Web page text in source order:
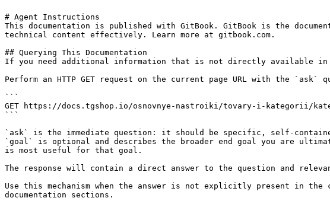
# Agent Instructions
This documentation is published with GitBook. GitBook is the
technical content effectively. Learn more at gitbook.com.
## Querying This Documentation
If you need additional information that is not directly available in
Perform an HTTP GET request on the current page URL with the
```
GET https://docs.tgshop.io/osnovnye-nastroiki/tovary-i-kategorii/
```
`ask` is the immediate question: it should be specific, self-
`goal` is optional and describes the broader end goal you are
is most useful for that goal.
The response will contain a direct answer to the question and
Use this mechanism when the answer is not explicitly present in